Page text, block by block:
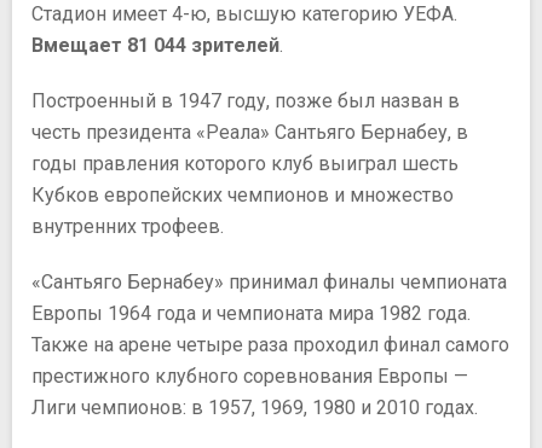
Стадион имеет 4-ю, высшую категорию УЕФА.
Вмещает 81 044 зрителей
Построенный в 1947 году, позже был назван в
честь президента «Реала» Сантьяго Бернабеу, в
годы правления которого клуб выиграл шесть
Кубков европейских чемпионов и множество
внутренних трофеев.
«Сантьяго Бернабеу» принимал финалы чемпионата
Европы 1964 года и чемпионата мира 1982 года.
Также на арене четыре раза проходил финал самого
престижного клубного соревнования Европы —
Лиги чемпионов: в 1957, 1969, 1980 и 2010 годах.